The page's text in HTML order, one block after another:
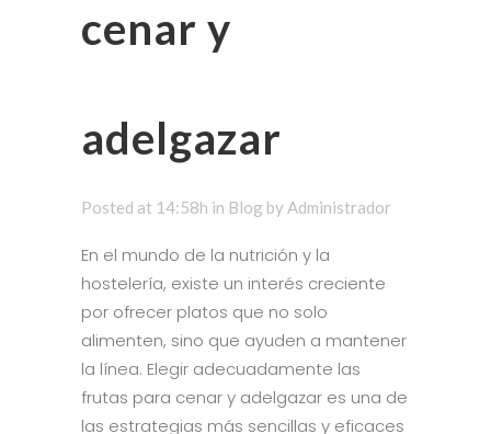
cenar y
adelgazar
Posted at 14:58h in Blog by Administrador
En el mundo de la nutrición y la
hostelería, existe un interés creciente
por ofrecer platos que no solo
alimenten, sino que ayuden a mantener
la línea. Elegir adecuadamente las
frutas para cenar y adelgazar es una de
las estrategias más sencillas y eficaces